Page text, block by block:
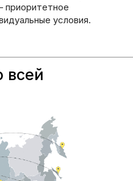
приоритетное
условия.
всей